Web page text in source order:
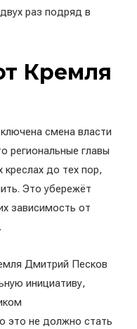
раз подряд в
Кремля
смена власти
региональные главы
креслах до тех пор,
Это убережёт
зависимость от
Дмитрий Песков
инициативу,
это не должно стать